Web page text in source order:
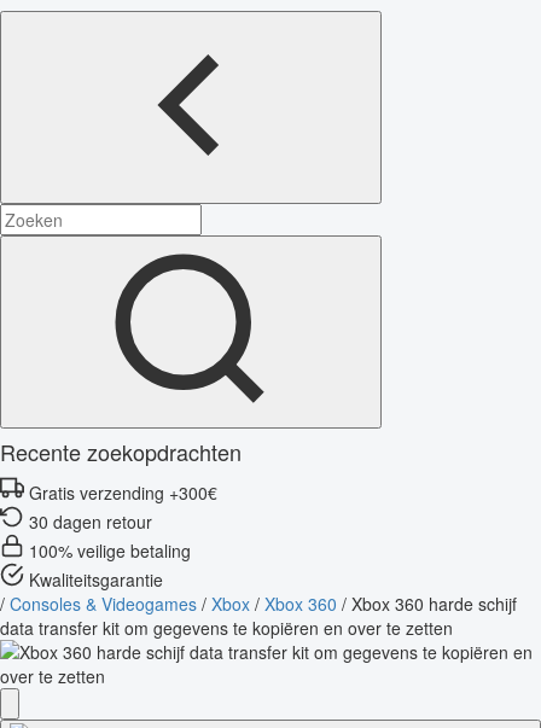
Recente zoekopdrachten
Gratis verzending +300€
30 dagen retour
100% veilige betaling
Kwaliteitsgarantie
/ Consoles & Videogames / Xbox / Xbox 360 / Xbox 360 harde schijf
data transfer kit om gegevens te kopiëren en over te zetten